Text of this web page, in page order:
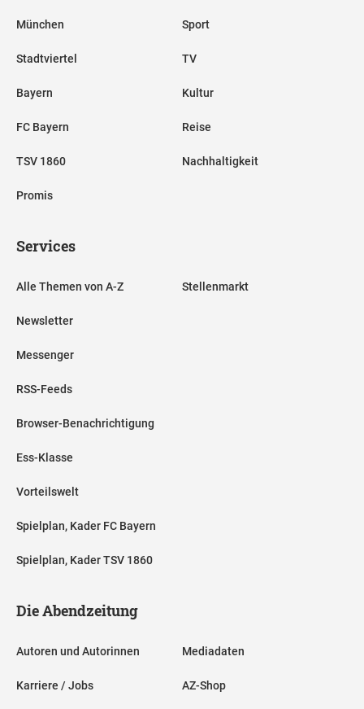
München
Stadtviertel
Bayern
FC Bayern
TSV 1860
Promis
Sport
TV
Kultur
Reise
Nachhaltigkeit
Services
Alle Themen von A-Z
Newsletter
Messenger
RSS-Feeds
Browser-Benachrichtigung
Ess-Klasse
Vorteilswelt
Spielplan, Kader FC Bayern
Spielplan, Kader TSV 1860
Stellenmarkt
Die Abendzeitung
Autoren und Autorinnen
Karriere / Jobs
Mediadaten
AZ-Shop